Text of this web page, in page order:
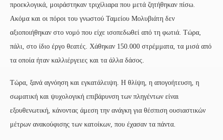
προεκλογικά, μοιράστηκαν τριχίλιαρα που μετά ζητήθηκαν πίσω.
Ακόμα και οι πόροι του γνωστού Ταμείου Μολυβιάτη δεν
αξιοποιήθηκαν στο νομό που είχε ισοπεδωθεί από τη φωτιά. Τώρα,
πάλι, στο ίδιο έργο θεατές. Χάθηκαν 150.000 στρέμματα, τα μισά από
τα οποία ήταν καλλιέργειες και τα άλλα δάσος.
Τώρα, ξανά αγνόηση και εγκατάλειψη. Η θλίψη, η απογοήτευση, η
σωματική και ψυχολογική επιβάρυνση των πληγέντων είναι
εξουθενωτική, κάνοντας άμεση την ανάγκη για θέσπιση ουσιαστικών
μέτρων ανακούφισης των κατοίκων, που έχασαν τα πάντα.